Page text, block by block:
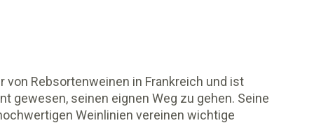
von Rebsortenweinen in Frankreich und ist
gewesen, seinen eignen Weg zu gehen. Seine
Weinlinien vereinen wichtige